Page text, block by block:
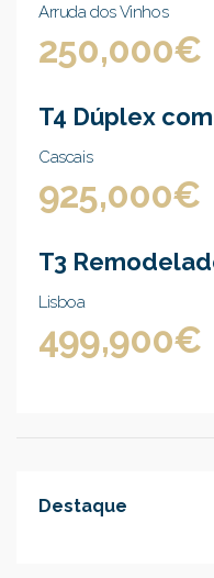
Arruda dos Vinhos
250,000€
Cascais
925,000€
Lisboa
499,900€
Destaque